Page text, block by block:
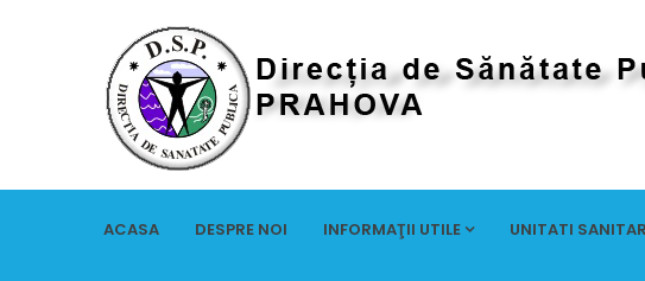
ACASA DESPRE NOI INFORMAŢII UTILE UNITATI